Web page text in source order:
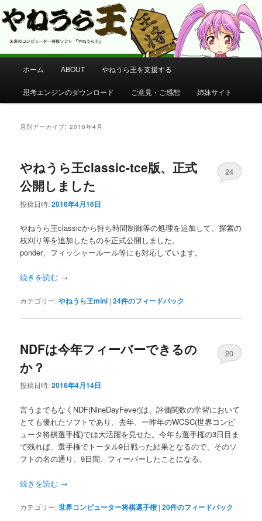
やねうら王 公式サイト
コンピューター将棋 やねうら王 公式サイト
メ
メ
イ
ン
テ
ツ
へ
移
動
サ
ブ
テ
ン
へ
移
動
ホーム ABOUT やねうら王を支援する
思考エンジンのダウンロード ご意見・ご感想 姉妹サイト
月別アーカイブ:2016年4月
やねうら王classic-tce版、正式
公開しました
投稿日時:2016年4月16日
24
やねうら王classicから持ち時間制御等の処理を追加して、探索の
枝刈り等を追加したものを正式公開しました。
ponder、フィッシャールール等にも対応しています。
続きを読む →
カテゴリー:やねうら王mini |24件のフィードバック
NDFは今年フィーバーできるの
か？
投稿日時:2016年4月14日
20
言うまでもなくNDF(NineDayFever)は、評価関数の学習において
とても優れたソフトであり、去年、一昨年のWCSC(世界コンピ
ュータ将棋選手権)では大活躍を見せた。今年も選手権の3日目ま
で残れば、選手権でトータル9日戦った結果となるので、そのソ
フトの名の通り、9日間、フィーバーしたことになる。
続きを読む →
カテゴリー:世界コンピューター将棋選手権 |20件のフィードバック